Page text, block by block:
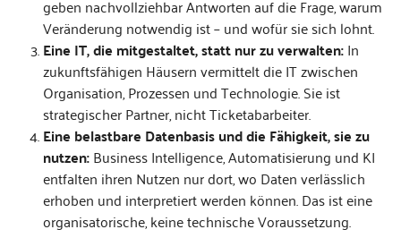
geben nachvollziehbar Antworten auf die Frage, warum
Veränderung notwendig ist – und wofür sie sich lohnt.
Eine IT, die mitgestaltet, statt nur zu verwalten:In
zukunftsfähigen Häusern vermittelt die IT zwischen
Organisation, Prozessen und Technologie. Sie ist
strategischer Partner, nicht Ticketabarbeiter.
Eine belastbare Datenbasis und die Fähigkeit, sie zu
nutzen:Business Intelligence, Automatisierung und KI
entfalten ihren Nutzen nur dort, wo Daten verlässlich
erhoben und interpretiert werden können. Das ist eine
organisatorische, keine technische Voraussetzung.